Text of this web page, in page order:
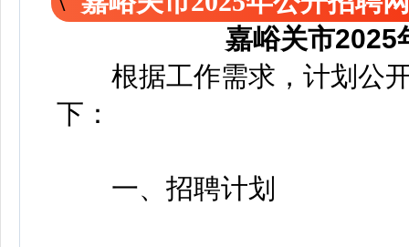
嘉峪关市2025
根据工作需求，计划公开
下：
一、招聘计划